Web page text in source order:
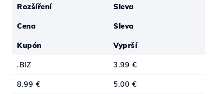
Rozšíření Sleva
Cena Sleva
Kupón Vyprší
.BIZ 3.99 €
8.99 € 5.00 €